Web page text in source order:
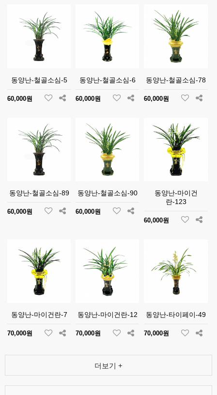
동양난-철골소심-5
60,000원
동양난-철골소심-6
60,000원
동양난-철골소심-78
60,000원
동양난-철골소심-89
60,000원
동양난-철골소심-90
60,000원
동양난-마이건
란-123
60,000원
동양난-마이건란-7
70,000원
동양난-마이건란-12
70,000원
동양난-타이페이-49
70,000원
더보기 +